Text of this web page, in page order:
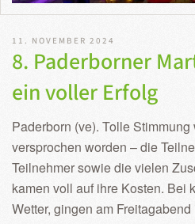
11. NOVEMBER 2024
8. Paderborner
ein voller Erfolg
Paderborn (ve). Tolle
versprochen worden – die
Teilnehmer sowie die vielen
kamen voll auf ihre Kosten. Bei
Wetter, gingen am